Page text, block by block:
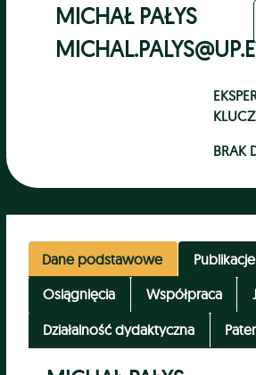
MICHAŁ PAŁYS
BRAK
Dane podstawowe
Publikacje
Osiągnięcia
Współpraca
Działalność dydaktyczna